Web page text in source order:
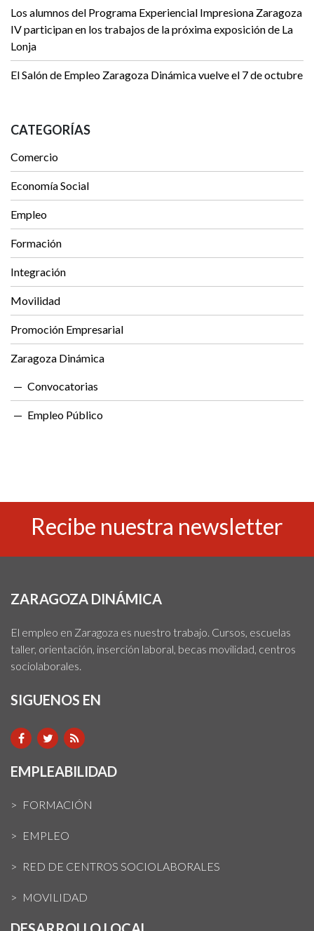
Los alumnos del Programa Experiencial Impresiona Zaragoza
IV participan en los trabajos de la próxima exposición de La
Lonja
El Salón de Empleo Zaragoza Dinámica vuelve el 7 de octubre
CATEGORÍAS
Comercio
Economía Social
Empleo
Formación
Integración
Movilidad
Promoción Empresarial
Zaragoza Dinámica
Convocatorias
Empleo Público
Recibe nuestra newsletter
ZARAGOZA DINÁMICA
El empleo en Zaragoza es nuestro trabajo. Cursos, escuelas
taller, orientación, inserción laboral, becas movilidad, centros
sociolaborales.
SIGUENOS EN
EMPLEABILIDAD
FORMACIÓN
EMPLEO
RED DE CENTROS SOCIOLABORALES
MOVILIDAD